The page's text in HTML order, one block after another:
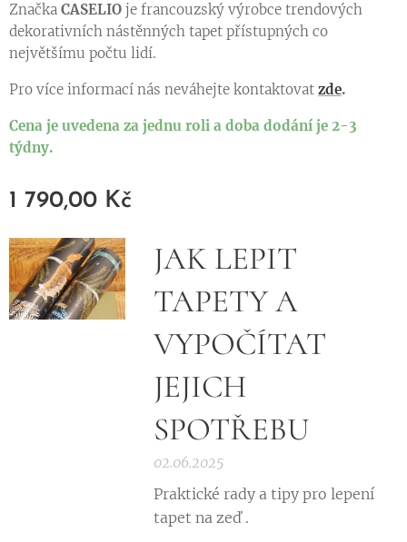
Značka CASELIO je francouzský výrobce trendových
dekorativních nástěnných tapet přístupných co
největšímu počtu lidí.
Pro více informací nás neváhejte kontaktovat zde.
Cena je uvedena za jednu roli a doba dodání je 2-3
týdny.
1 790,00 Kč
JAK LEPIT
TAPETY A
VYPOČÍTAT
JEJICH
SPOTŘEBU
02.06.2025
Praktické rady a tipy pro lepení
tapet na zeď .